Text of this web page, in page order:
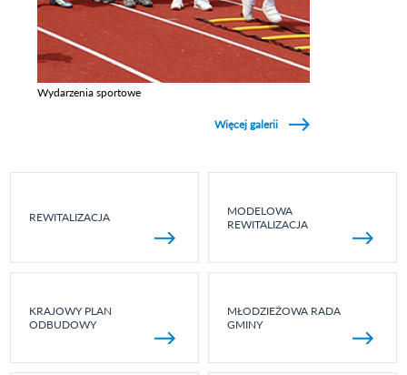
Wydarzenia sportowe
Więcej galerii
REWITALIZACJA
MODELOWA
REWITALIZACJA
KRAJOWY PLAN
ODBUDOWY
MŁODZIEŻOWA RADA
GMINY